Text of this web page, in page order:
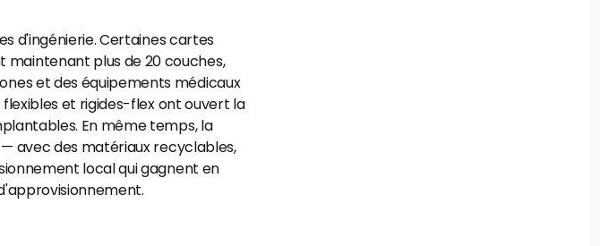
d'ingénierie. Certaines cartes
plus de 20 couches,
et des équipements médicaux
flexibles et rigides-flex ont ouvert la
En même temps, la
avec des matériaux recyclables,
local qui gagnent en